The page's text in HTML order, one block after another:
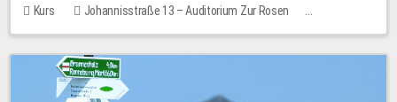
Kurs
Johannisstraße 13 – Auditorium Zur Rosen
Keine freien Plätze